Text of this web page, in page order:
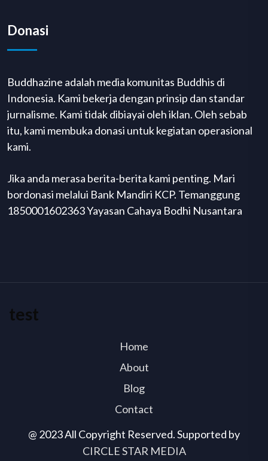
Donasi
Buddhazine adalah media komunitas Buddhis di
Indonesia. Kami bekerja dengan prinsip dan standar
jurnalisme. Kami tidak dibiayai oleh iklan. Oleh sebab
itu, kami membuka donasi untuk kegiatan operasional
kami.
Jika anda merasa berita-berita kami penting. Mari
bordonasi melalui Bank Mandiri KCP. Temanggung
1850001602363 Yayasan Cahaya Bodhi Nusantara
@ 2023 All Copyright Reserved. Supported by
CIRCLE STAR MEDIA
test
Home
About
Blog
Contact